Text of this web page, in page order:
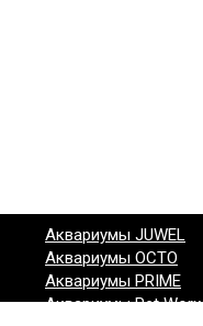
Аквариумы JUWEL
Аквариумы OCTO
Аквариумы PRIME
Аквариумы Pet Worx